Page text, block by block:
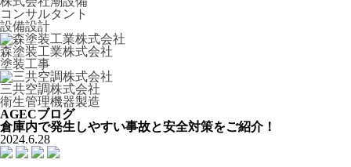
コンサルタント
設備設計
森塗装工業株式会社
塗装工事
三共空調株式会社
衛生管理機器製造
AGECブログ
倉庫内で発生しやすい事故と安全対策をご紹介！
2024.6.28